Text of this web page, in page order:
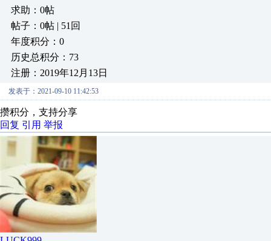
求助：0帖
帖子：0帖 | 51回
年度积分：0
历史总积分：73
注册：2019年12月13日
发表于：2021-09-10 11:42:53
攒积分，支持分享
回复 引用 举报